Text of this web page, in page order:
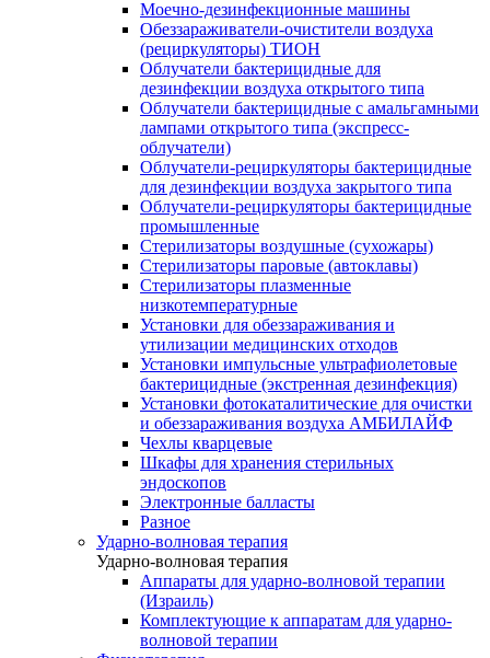
Моечно-дезинфекционные машины
Обеззараживатели-очистители воздуха
(рециркуляторы) ТИОН
Облучатели бактерицидные для
дезинфекции воздуха открытого типа
Облучатели бактерицидные с амальгамными
лампами открытого типа (экспресс-
облучатели)
Облучатели-рециркуляторы бактерицидные
для дезинфекции воздуха закрытого типа
Облучатели-рециркуляторы бактерицидные
промышленные
Стерилизаторы воздушные (сухожары)
Стерилизаторы паровые (автоклавы)
Стерилизаторы плазменные
низкотемпературные
Установки для обеззараживания и
утилизации медицинских отходов
Установки импульсные ультрафиолетовые
бактерицидные (экстренная дезинфекция)
Установки фотокаталитические для очистки
и обеззараживания воздуха АМБИЛАЙФ
Чехлы кварцевые
Шкафы для хранения стерильных
эндоскопов
Электронные балласты
Разное
Ударно-волновая терапия
Ударно-волновая терапия
Аппараты для ударно-волновой терапии
(Израиль)
Комплектующие к аппаратам для ударно-
волновой терапии